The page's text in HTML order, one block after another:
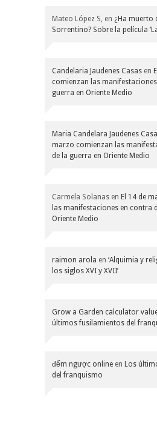
Mateo López S, en ¿Ha muerto
Sorrentino? Sobre la película
Candelaria Jaudenes Casas en
comienzan las
guerra en Oriente Medio
Maria Candelara Jaudenes
marzo comienzan las
de la guerra en Oriente Medio
Carmela Solanas en El 14 de
las manifestaciones en contra
Oriente Medio
raimon arola en ‘Alquimia y
los siglos XVI y XVII’
Grow a Garden calculator
últimos fusilamientos del
đếm ngược online en Los
del franquismo